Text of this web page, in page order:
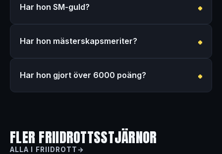
Har hon SM-guld?
Har hon mästerskapsmeriter?
Har hon gjort över 6000 poäng?
FLER FRIIDROTTSSTJÄRNOR
ALLA I FRIIDROTT